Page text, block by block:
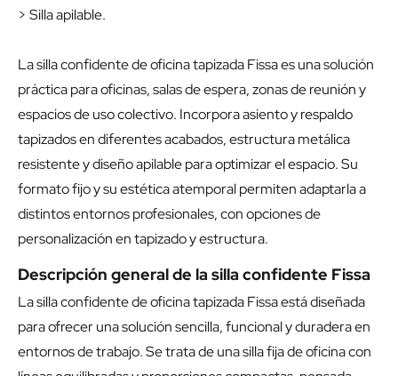
> Silla apilable.
La silla confidente de oficina tapizada Fissa es una solución
práctica para oficinas, salas de espera, zonas de reunión y
espacios de uso colectivo. Incorpora asiento y respaldo
tapizados en diferentes acabados, estructura metálica
resistente y diseño apilable para optimizar el espacio. Su
formato fijo y su estética atemporal permiten adaptarla a
distintos entornos profesionales, con opciones de
personalización en tapizado y estructura.
Descripción general de la silla confidente Fissa
La silla confidente de oficina tapizada Fissa está diseñada
para ofrecer una solución sencilla, funcional y duradera en
entornos de trabajo. Se trata de una silla fija de oficina con